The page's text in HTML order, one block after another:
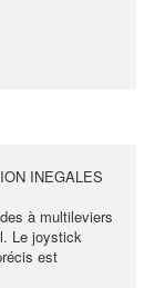
INEGALES
à multileviers
Le joystick
est